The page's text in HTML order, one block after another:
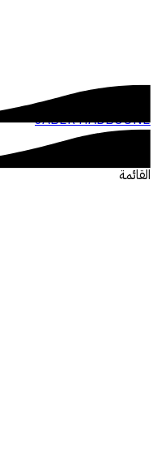
JABER HADBOUNE
القائمة